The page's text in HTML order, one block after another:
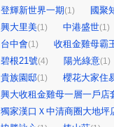
登輝新世界一期(1) 國聚
興大里美(1) 中港盛世(1)
台中會(1) 收租金雞母霸
碧根21號(4) 陽光綠意(1)
貴族園邸(1) 櫻花大家住
興大收租金雞母一層一戶店
獨家漢口Ｘ中清商圈大地坪